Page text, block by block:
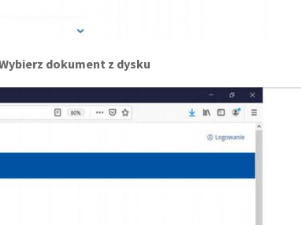
dokument z dysku